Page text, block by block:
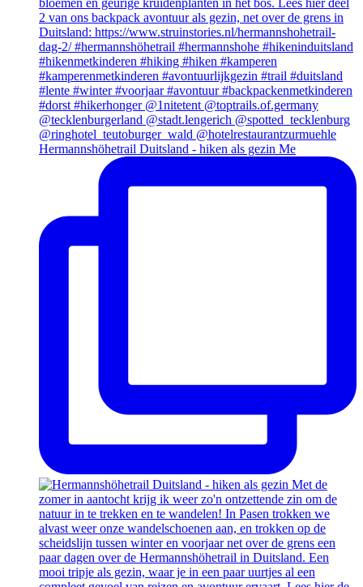
Hermannshöhetrail Duitsland - hiken als gezin Me